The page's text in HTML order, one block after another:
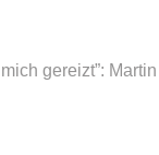
gereizt”: